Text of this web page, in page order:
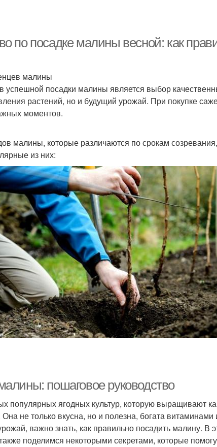
по посадке малины весной: как
малины
посадки малины является выбор
растений, но и будущий урожай. При покупке
моментов.
малины, которые различаются по срокам
из них:
пошаговое руководство
популярных ягодных культур, которую выращивают
не только вкусна, но и полезна, богата
важно знать, как правильно посадить малину. В
поделимся некоторыми секретами, которые